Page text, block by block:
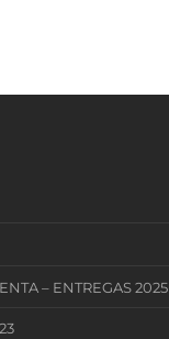
– ENTREGAS 2025